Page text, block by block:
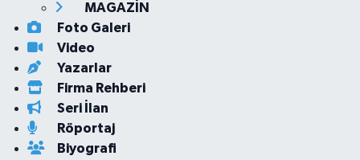
MAGAZİN
Foto Galeri
Video
Yazarlar
Firma Rehberi
Seri İlan
Röportaj
Biyografi